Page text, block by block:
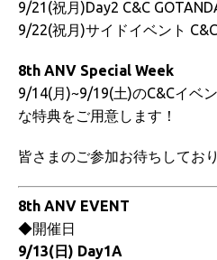
9/21(祝月)Day2 C&C
9/22(祝月)サイドイベント
8th ANV Special Week
9/14(月)~9/19(土)のC&Cイベ
な特典をご用意します！
皆さまのご参加お待ちしてお
8th ANV EVENT
◆開催日
9/13(日) Day1A